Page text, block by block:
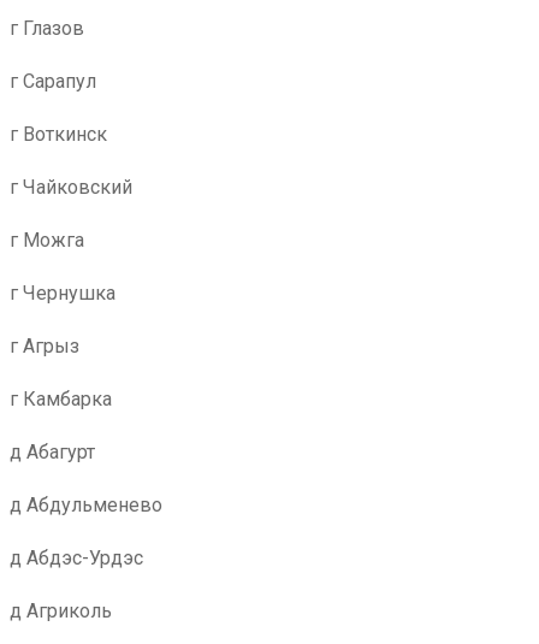
г Глазов
г Сарапул
г Воткинск
г Чайковский
г Можга
г Чернушка
г Агрыз
г Камбарка
д Абагурт
д Абдульменево
д Абдэс-Урдэс
д Агриколь